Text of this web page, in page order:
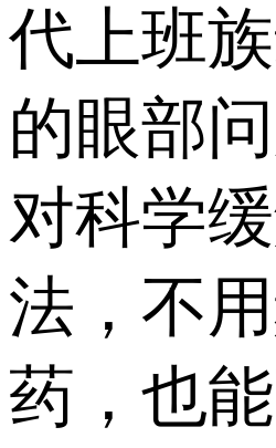
代上班
的眼部
对科学
法，不
药，也